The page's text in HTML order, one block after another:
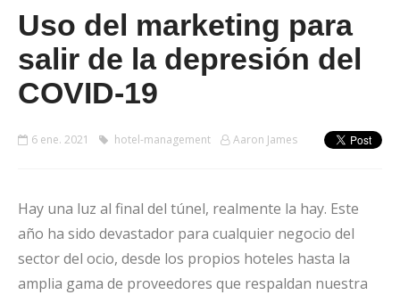
Uso del marketing para
salir de la depresión del
COVID-19
6 ene. 2021 hotel-management Aaron James
Hay una luz al final del túnel, realmente la hay. Este
año ha sido devastador para cualquier negocio del
sector del ocio, desde los propios hoteles hasta la
amplia gama de proveedores que respaldan nuestra